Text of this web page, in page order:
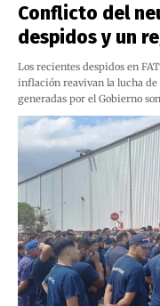
Conflicto del
despidos y un
Los recientes despidos en
inflación reavivan la lucha de
generadas por el Gobierno